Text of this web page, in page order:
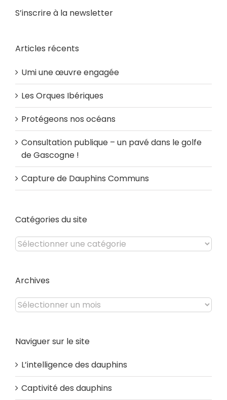
S’inscrire à la newsletter
Articles récents
Umi une œuvre engagée
Les Orques Ibériques
Protégeons nos océans
Consultation publique – un pavé dans le golfe
de Gascogne !
Capture de Dauphins Communs
Catégories du site
Catégories
du
Archives
Archives
Naviguer sur le site
L’intelligence des dauphins
Captivité des dauphins